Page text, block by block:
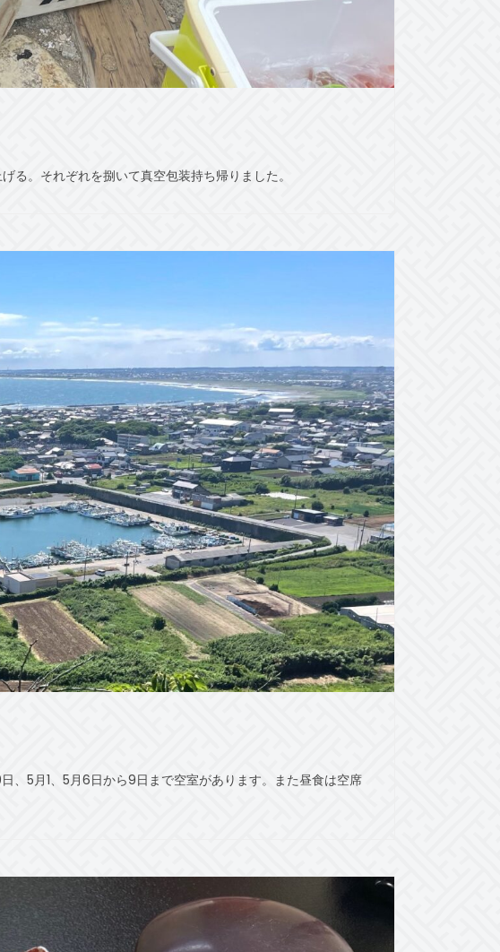
。それぞれを捌いて真空包装持ち帰りました。
、5月1、5月6日から9日まで空室があります。また昼食は空席